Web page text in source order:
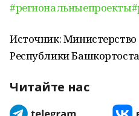
#региональныепроекты
Источник:
Республики
Читайте нас